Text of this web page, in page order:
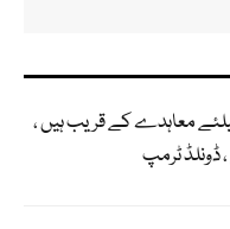
معاہدے کے قریب ہیں ،
ٹرمپ